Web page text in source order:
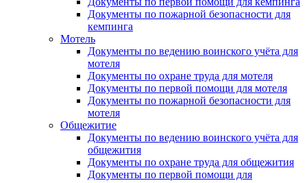
Документы по пожарной безопасности для
кемпинга
Мотель
Документы по ведению воинского учёта для
мотеля
Документы по охране труда для мотеля
Документы по первой помощи для мотеля
Документы по пожарной безопасности для
мотеля
Общежитие
Документы по ведению воинского учёта для
общежития
Документы по охране труда для общежития
Документы по первой помощи для